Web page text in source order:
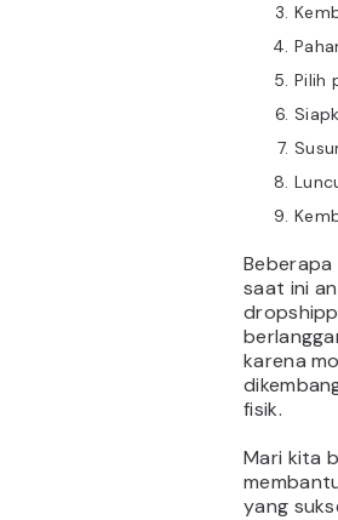
Pilih
saat ini
karena
fisik.
Mari kita
yang